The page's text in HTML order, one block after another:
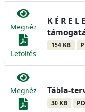
Megnéz
Letöltés
K É R E
154 KB
Megnéz Tábla-
30 KB